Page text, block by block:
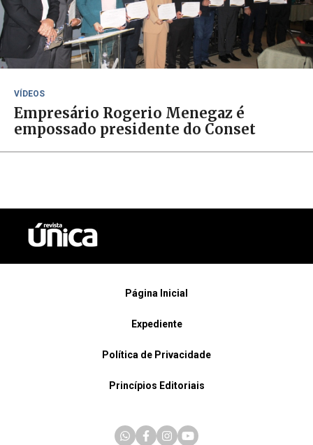
VÍDEOS
Empresário Rogerio Menegaz é
empossado presidente do Conset
Página Inicial
Expediente
Política de Privacidade
Princípios Editoriais